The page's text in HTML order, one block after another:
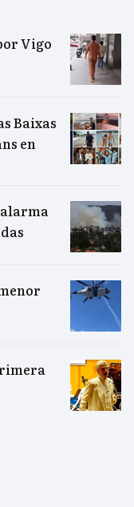
Vigo
Baixas
en